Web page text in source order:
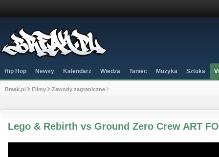
Hip Hop Newsy Kalendarz Wiedza Taniec Muzyka Sztuka
Break.pl Filmy Zawody zagraniczne
Lego & Rebirth vs Ground Zero Crew ART